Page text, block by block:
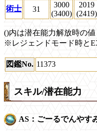
術士
31
3000
(3400)
2019
(2419)
()内は潜在能力解放時の値
※レジェンドモード時と
図鑑No. 11373
スキル/潜在能力
AS：ごーるでんやす